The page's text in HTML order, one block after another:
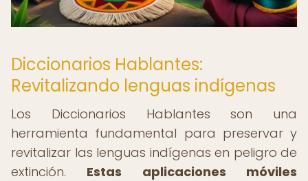
Diccionarios Hablantes:
Revitalizando lenguas indígenas
Los Diccionarios Hablantes son una
herramienta fundamental para preservar y
revitalizar las lenguas indígenas en peligro de
extinción. Estas aplicaciones móviles